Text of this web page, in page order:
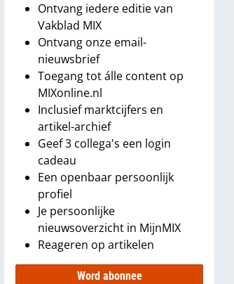
Ontvang iedere editie van
Vakblad MIX
Ontvang onze email-
nieuwsbrief
Toegang tot álle content op
MIXonline.nl
Inclusief marktcijfers en
artikel-archief
Geef 3 collega's een login
cadeau
Een openbaar persoonlijk
profiel
Je persoonlijke
nieuwsoverzicht in MijnMIX
Reageren op artikelen
Word abonnee